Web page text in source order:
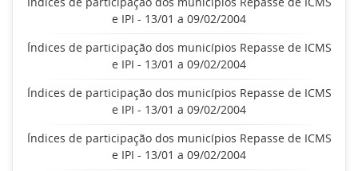
e IPI - 13/01 a 09/02/2004
Índices de participação dos municípios Repasse de ICMS
e IPI - 13/01 a 09/02/2004
Índices de participação dos municípios Repasse de ICMS
e IPI - 13/01 a 09/02/2004
Índices de participação dos municípios Repasse de ICMS
e IPI - 13/01 a 09/02/2004